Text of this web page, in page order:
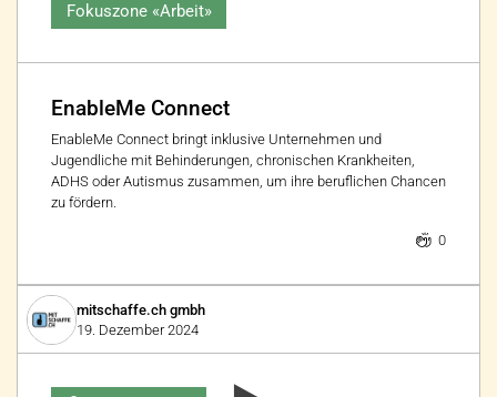
Fokuszone «Arbeit»
EnableMe Connect
EnableMe Connect bringt inklusive Unternehmen und
Jugendliche mit Behinderungen, chronischen Krankheiten,
ADHS oder Autismus zusammen, um ihre beruflichen Chancen
zu fördern.
0
mitschaffe.ch gmbh
19. Dezember 2024